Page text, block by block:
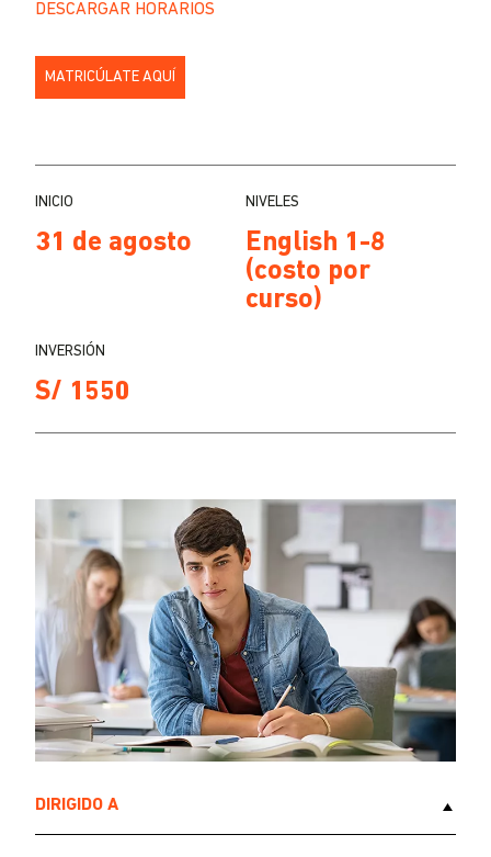
DESCARGAR HORARIOS
MATRICÚLATE AQUÍ
INICIO
31 de agosto
NIVELES
English 1-8
(costo por
curso)
INVERSIÓN
S/ 1550
DIRIGIDO A